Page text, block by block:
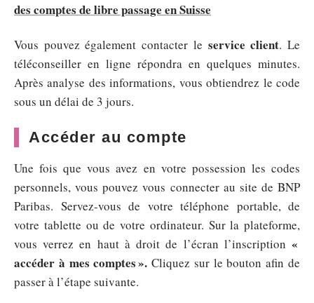
des comptes de libre passage en Suisse
Vous pouvez également contacter le service client. Le
téléconseiller en ligne répondra en quelques minutes.
Après analyse des informations, vous obtiendrez le code
sous un délai de 3 jours.
Accéder au compte
Une fois que vous avez en votre possession les codes
personnels, vous pouvez vous connecter au site de BNP
Paribas. Servez-vous de votre téléphone portable, de
votre tablette ou de votre ordinateur. Sur la plateforme,
vous verrez en haut à droit de l’écran l’inscription «
accéder à mes comptes». Cliquez sur le bouton afin de
passer à l’étape suivante.